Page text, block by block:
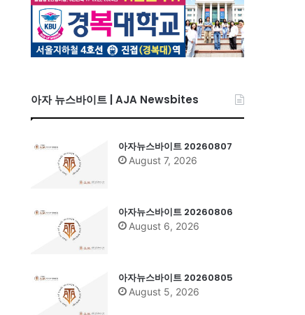
아자 뉴스바이트 | AJA Newsbites
아자뉴스바이트 20260807
August 7, 2026
아자뉴스바이트 20260806
August 6, 2026
아자뉴스바이트 20260805
August 5, 2026